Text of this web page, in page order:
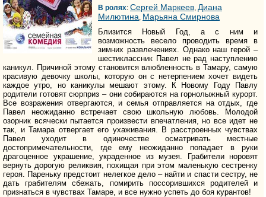
В ролях: Сергей Маркеев, Диана
Милютина, Марьяна Смирнова
Близится Новый Год, а с ним и
возможность весело проводить время в
зимних развлечениях. Однако наш герой –
шестиклассник Павел не рад наступлению
каникул. Причиной этому становится влюбленность в Тамару, самую
красивую девочку школы, которую он с нетерпением хочет видеть
каждое утро, но каникулы мешают этому. К Новому Году Павлу
родители готовят сюрприз – они собираются на горнолыжный курорт.
Все возражения отвергаются, и семья отправляется на отдых, где
Павел неожиданно встречает свою школьную любовь. Молодой
озорник всячески пытается произвести впечатления, но все идет не
так, и Тамара отвергает его ухаживания. В расстроенных чувствах
Павел уходит в одиночестве осматривать местные
достопримечательности, где ему неожиданно попадает в руки
драгоценное украшение, украденное из музея. Грабители норовят
вернуть дорогую реликвия, похищая при этом маленькую сестренку
героя. Пареньку предстоит нелегкое дело – найти и спасти сестру, не
дать грабителям сбежать, помирить поссорившихся родителей и
признаться в чувствах Тамаре, и все нужно успеть до боя курантов!